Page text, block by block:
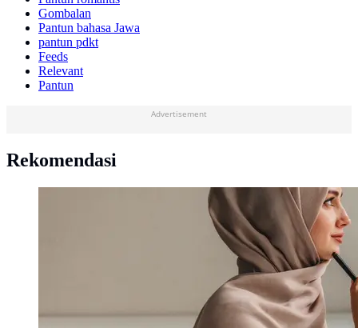
Gombalan
Pantun bahasa Jawa
pantun pdkt
Feeds
Relevant
Pantun
Advertisement
Rekomendasi